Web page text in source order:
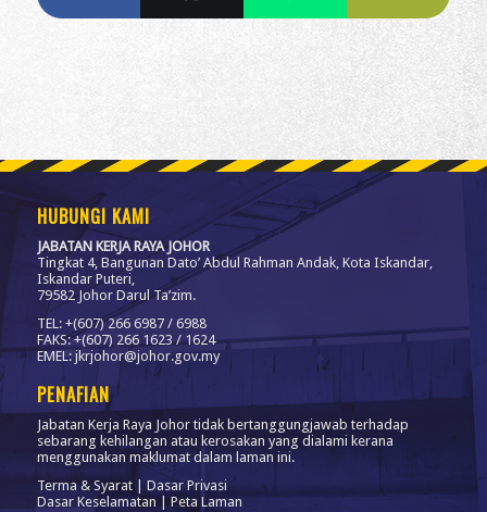
HUBUNGI KAMI
JABATAN KERJA RAYA JOHOR
Tingkat 4, Bangunan Dato’ Abdul Rahman Andak, Kota Iskandar,
Iskandar Puteri,
79582 Johor Darul Ta’zim.
TEL: +(607) 266 6987 / 6988
FAKS: +(607) 266 1623 / 1624
EMEL: jkrjohor@johor.gov.my
PENAFIAN
Jabatan Kerja Raya Johor tidak bertanggungjawab terhadap
sebarang kehilangan atau kerosakan yang dialami kerana
menggunakan maklumat dalam laman ini.
Terma & Syarat| Dasar Privasi
Dasar Keselamatan
Peta Laman